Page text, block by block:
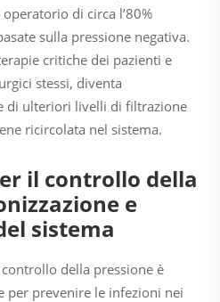
di circa l’80%
sulla pressione negativa.
critiche dei pazienti e
stessi, diventa
di ulteriori livelli di filtrazione
ricircolata nel sistema.
il controllo della
e
sistema
della pressione è
per prevenire le infezioni nei